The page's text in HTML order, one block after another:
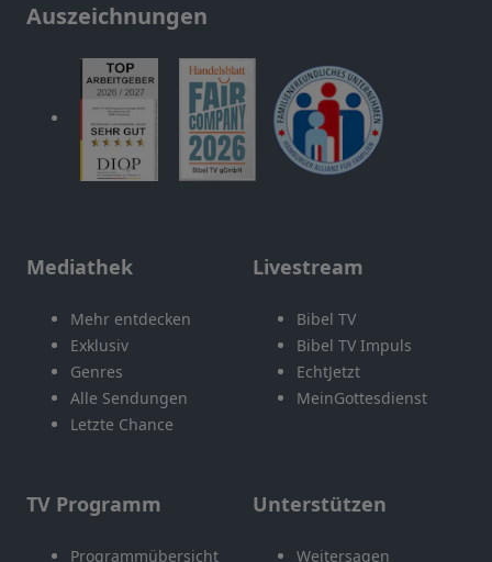
Auszeichnungen
Mediathek
Mehr entdecken
Exklusiv
Genres
Alle Sendungen
Letzte Chance
Livestream
Bibel TV
Bibel TV Impuls
EchtJetzt
MeinGottesdienst
TV Programm
Programmübersicht
Unterstützen
Weitersagen